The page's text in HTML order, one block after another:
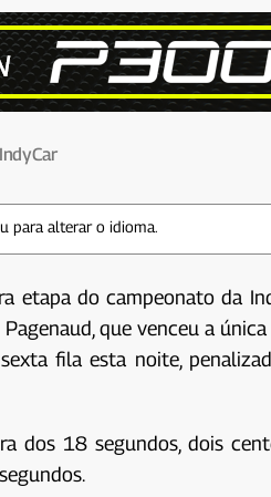
IndyCar
para alterar o idioma.
do campeonato da
que venceu a
fila esta noite,
18 segundos, dois